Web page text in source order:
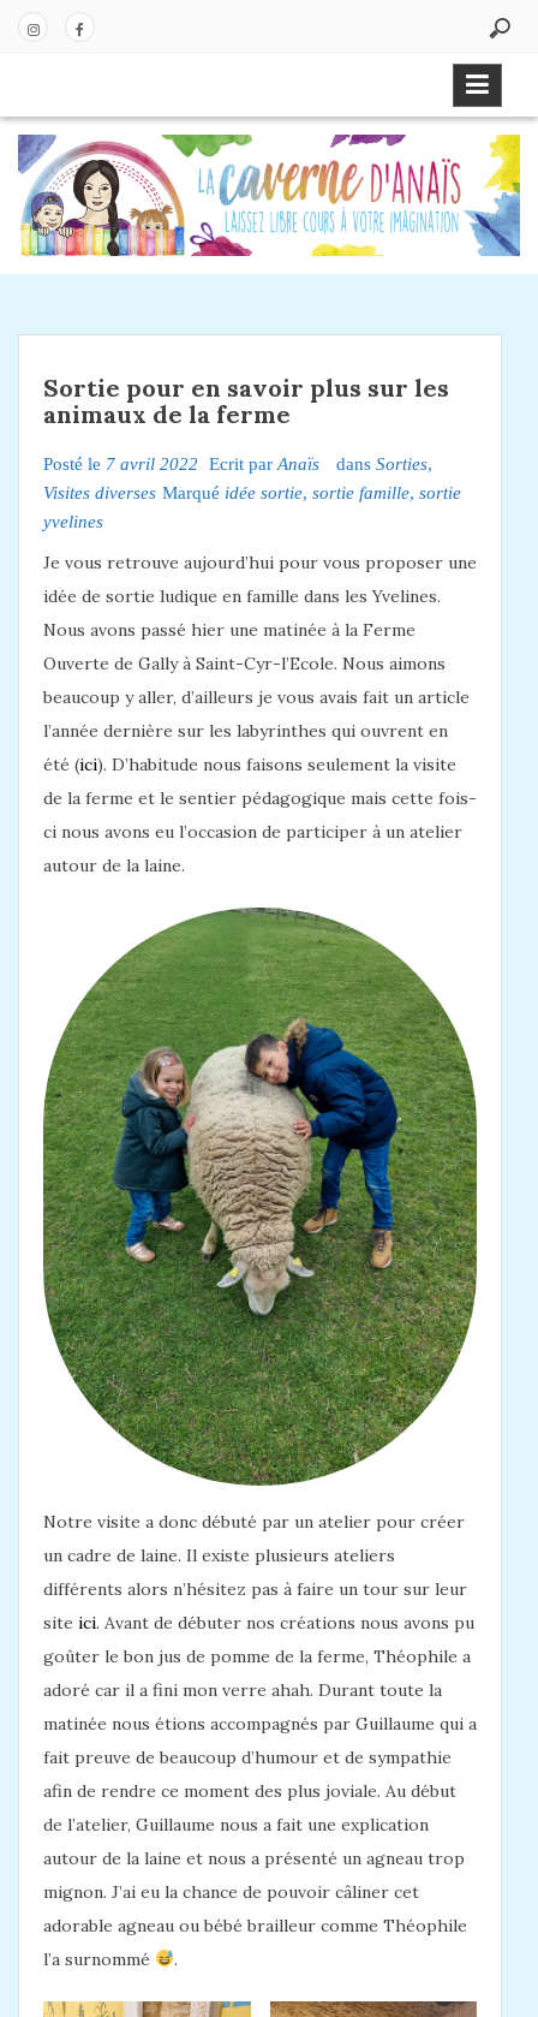
o
ag
ra
m
bo
ok
Sortie pour en savoir plus sur les
animaux de la ferme
Posté le 7 avril 2022 Ecrit par Anaïs dans Sorties,
Visites diverses Marqué idée sortie, sortie famille, sortie
yvelines
Je vous retrouve aujourd’hui pour vous proposer une
idée de sortie ludique en famille dans les Yvelines.
Nous avons passé hier une matinée à la Ferme
Ouverte de Gally à Saint-Cyr-l’Ecole. Nous aimons
beaucoup y aller, d’ailleurs je vous avais fait un article
l’année dernière sur les labyrinthes qui ouvrent en
été (ici). D’habitude nous faisons seulement la visite
de la ferme et le sentier pédagogique mais cette fois-
ci nous avons eu l’occasion de participer à un atelier
autour de la laine.
Notre visite a donc débuté par un atelier pour créer
un cadre de laine. Il existe plusieurs ateliers
différents alors n’hésitez pas à faire un tour sur leur
site ici. Avant de débuter nos créations nous avons pu
goûter le bon jus de pomme de la ferme, Théophile a
adoré car il a fini mon verre ahah. Durant toute la
matinée nous étions accompagnés par Guillaume qui a
fait preuve de beaucoup d’humour et de sympathie
afin de rendre ce moment des plus joviale. Au début
de l’atelier, Guillaume nous a fait une explication
autour de la laine et nous a présenté un agneau trop
mignon. J’ai eu la chance de pouvoir câliner cet
adorable agneau ou bébé brailleur comme Théophile
l’a surnommé
.